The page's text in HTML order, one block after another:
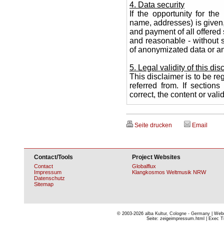
4. Data security
If the opportunity for
name, addresses) is
and payment of all
and reasonable - without
of anonymizated data or
5. Legal validity of this
This disclaimer is to be
referred from. If
correct, the content or
Seite drucken Email
Contact/Tools
Contact
Impressum
Datenschutz
Sitemap
Project Websites
Globalflux
Klangkosmos Weltmusik NRW
© 2003-2026 alba Kultur, Cologne - Germany |
Seite: zeigeimpressum.html | Exec